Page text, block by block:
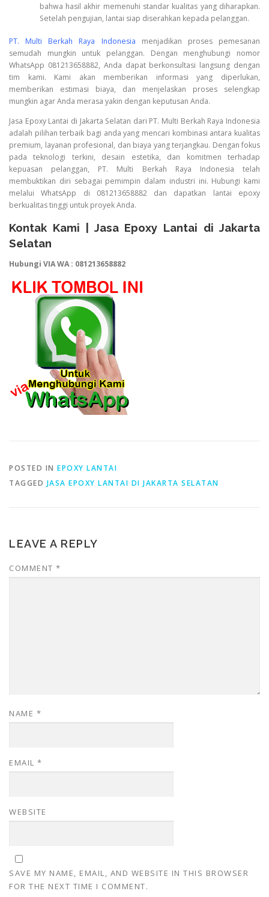
bahwa hasil akhir memenuhi standar kualitas yang diharapkan.
Setelah pengujian, lantai siap diserahkan kepada pelanggan.
PT. Multi Berkah Raya Indonesia menjadikan proses pemesanan
semudah mungkin untuk pelanggan. Dengan menghubungi nomor
WhatsApp 081213658882, Anda dapat berkonsultasi langsung dengan
tim kami. Kami akan memberikan informasi yang diperlukan,
memberikan estimasi biaya, dan menjelaskan proses selengkap
mungkin agar Anda merasa yakin dengan keputusan Anda.
Jasa Epoxy Lantai di Jakarta Selatan dari PT. Multi Berkah Raya Indonesia
adalah pilihan terbaik bagi anda yang mencari kombinasi antara kualitas
premium, layanan profesional, dan biaya yang terjangkau. Dengan fokus
pada teknologi terkini, desain estetika, dan komitmen terhadap
kepuasan pelanggan, PT. Multi Berkah Raya Indonesia telah
membuktikan diri sebagai pemimpin dalam industri ini. Hubungi kami
melalui WhatsApp di 081213658882 dan dapatkan lantai epoxy
berkualitas tinggi untuk proyek Anda.
Kontak Kami | Jasa Epoxy Lantai di Jakarta
Selatan
Hubungi VIA WA : 081213658882
POSTED IN EPOXY LANTAI
TAGGED JASA EPOXY LANTAI DI JAKARTA SELATAN
LEAVE A REPLY
COMMENT *
NAME *
EMAIL *
WEBSITE
SAVE MY NAME, EMAIL, AND WEBSITE IN THIS BROWSER
FOR THE NEXT TIME I COMMENT.